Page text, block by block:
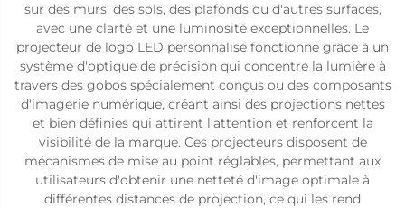
sur des murs, des sols, des plafonds ou d'autres surfaces,
avec une clarté et une luminosité exceptionnelles. Le
projecteur de logo LED personnalisé fonctionne grâce à un
système d'optique de précision qui concentre la lumière à
travers des gobos spécialement conçus ou des composants
d'imagerie numérique, créant ainsi des projections nettes
et bien définies qui attirent l'attention et renforcent la
visibilité de la marque. Ces projecteurs disposent de
mécanismes de mise au point réglables, permettant aux
utilisateurs d'obtenir une netteté d'image optimale à
différentes distances de projection, ce qui les rend